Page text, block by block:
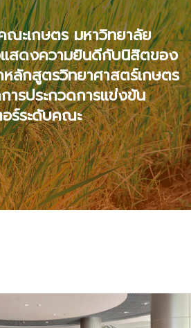
ณะเกษตร มหาวิทยาลัย
สดงความยินดีกับนิสิตของ
หลักสูตรวิทยาศาสตร์เกษตร
ารประกวดการแข่งขัน
อร์ระดับคณะ